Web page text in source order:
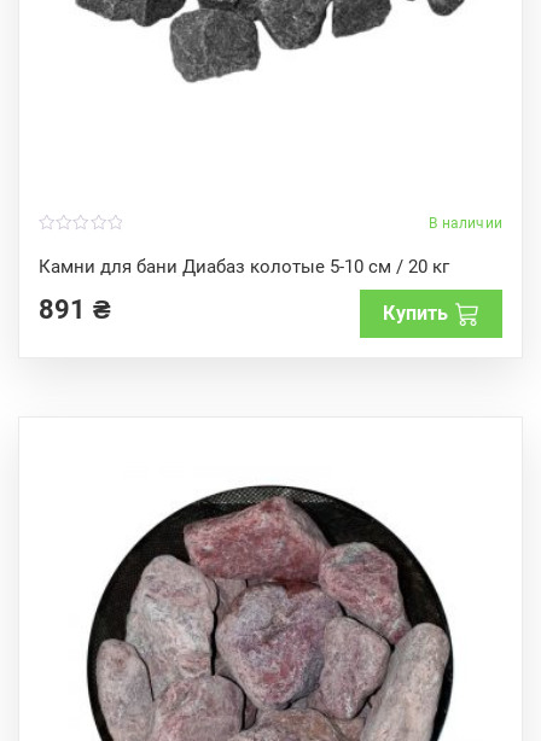
В наличии
Камни для бани Диабаз колотые 5-10 см / 20 кг
o
u
o
f891 ₴ Купить